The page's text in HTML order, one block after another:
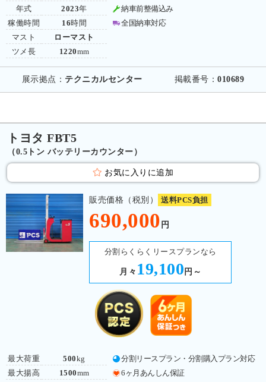
年式
稼働時間
マスト
ツメ長
2023年
16時間
ローマスト
1220mm
納車前整備込み
全国納車対応
展示拠点： テクニカルセンター 掲載番号：010689
トヨタ FBT5
（0.5トン バッテリーカウンター）
お気に入りに追加
販売価格（税別） 送料PCS負担
690,000 円
分割らくらくリースプランなら
月々 19,100 円～
最大荷重
最大揚高
500kg
1500mm
分割リースプラン・分割購入プラン対応
6ヶ月あんしん保証